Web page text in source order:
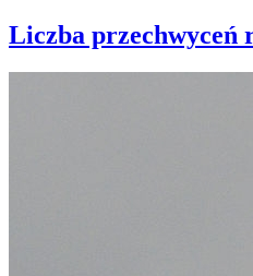
Liczba przechwyceń